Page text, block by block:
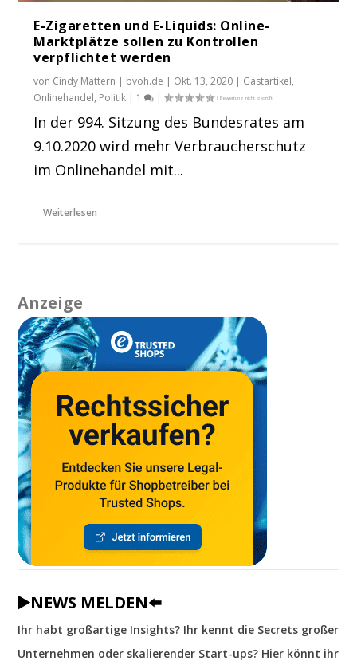
E-Zigaretten und E-Liquids: Online-
Marktplätze sollen zu Kontrollen
verpflichtet werden
von Cindy Mattern | bvoh.de | Okt. 13, 2020 | Gastartikel,
Onlinehandel, Politik | 1 |
In der 994. Sitzung des Bundesrates am
9.10.2020 wird mehr Verbraucherschutz
im Onlinehandel mit...
Weiterlesen
Anzeige
▶️NEWS MELDEN⬅️
Ihr habt großartige Insights? Ihr kennt die Secrets großer
Unternehmen oder skalierender Start-ups? Hier könnt ihr